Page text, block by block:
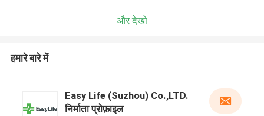
और देखो
हमारे बारे में
Easy Life (Suzhou) Co.,LTD.
निर्माता प्रोफ़ाइल